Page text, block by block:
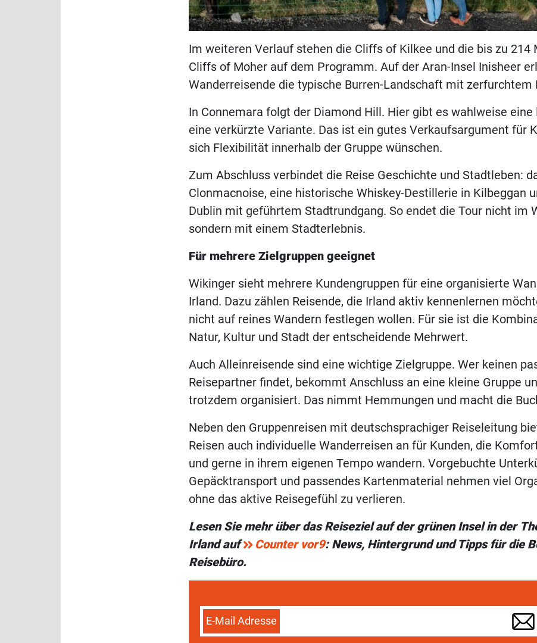
Im weiteren Verlauf stehen die Cliffs of Kilkee und die bis zu 214
Cliffs of Moher auf dem Programm. Auf der Aran-Insel Inisheer
Wanderreisende die typische Burren-Landschaft mit zerfurchtem
In Connemara folgt der Diamond Hill. Hier gibt es wahlweise eine
eine verkürzte Variante. Das ist ein gutes Verkaufsargument für
sich Flexibilität innerhalb der Gruppe wünschen.
Zum Abschluss verbindet die Reise Geschichte und Stadtleben:
Clonmacnoise, eine historische Whiskey-Destillerie in Kilbeggan
Dublin mit geführtem Stadtrundgang. So endet die Tour nicht im
sondern mit einem Stadterlebnis.
Für mehrere Zielgruppen geeignet
Wikinger sieht mehrere Kundengruppen für eine organisierte
Irland. Dazu zählen Reisende, die Irland aktiv kennenlernen
nicht auf reines Wandern festlegen wollen. Für sie ist die
Natur, Kultur und Stadt der entscheidende Mehrwert.
Auch Alleinreisende sind eine wichtige Zielgruppe. Wer keinen
Reisepartner findet, bekommt Anschluss an eine kleine Gruppe
trotzdem organisiert. Das nimmt Hemmungen und macht die
Neben den Gruppenreisen mit deutschsprachiger Reiseleitung
Reisen auch individuelle Wanderreisen an für Kunden, die
und gerne in ihrem eigenen Tempo wandern. Vorgebuchte
Gepäcktransport und passendes Kartenmaterial nehmen viel
ohne das aktive Reisegefühl zu verlieren.
Lesen Sie mehr über das Reiseziel auf der grünen Insel in der
Irland auf
Counter vor9: News, Hintergrund und Tipps für die
Reisebüro.
E-Mail Adresse